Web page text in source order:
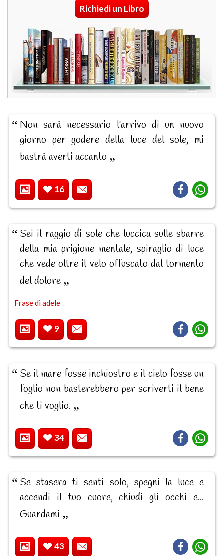
Richiedi un Libro
Non sarà necessario l'arrivo di un nuovo
giorno per godere della luce del sole, mi
bastrà averti accanto
16
Sei il raggio di sole che luccica sulle sbarre
della mia prigione mentale, spiraglio di luce
che vede oltre il velo offuscato dal tormento
del dolore
Frase di adele
9
Se il mare fosse inchiostro e il cielo fosse un
foglio non basterebbero per scriverti il bene
che ti voglio.
34
Se stasera ti senti solo, spegni la luce e
accendi il tuo cuore, chiudi gli occhi e...
Guardami
43